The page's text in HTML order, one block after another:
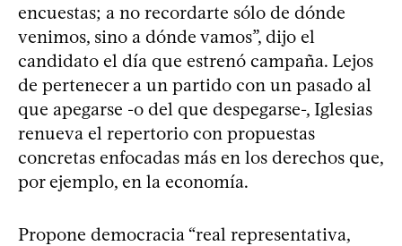
encuestas; a no recordarte sólo de dónde
venimos, sino a dónde vamos”, dijo el
candidato el día que estrenó campaña. Lejos
de pertenecer a un partido con un pasado al
que apegarse -o del que despegarse-, Iglesias
renueva el repertorio con propuestas
concretas enfocadas más en los derechos que,
por ejemplo, en la economía.
Propone democracia “real representativa,